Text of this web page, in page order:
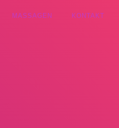
MASSAGEN KONTAKT